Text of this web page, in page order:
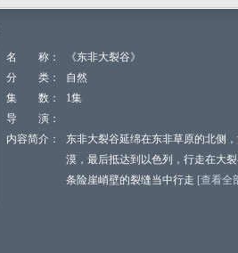
名 称：
《东非大裂谷》
分 类：
自然
集 数：
1集
导 演：
内容简介：
东非大裂谷延绵在东非草原的北侧
漠，最后抵达到以色列，行走在大
条险崖峭壁的裂缝当中行走 [查看全